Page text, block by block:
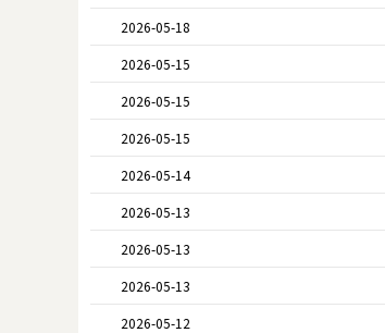
2026-05-18
2026-05-15
2026-05-15
2026-05-15
2026-05-14
2026-05-13
2026-05-13
2026-05-13
2026-05-12